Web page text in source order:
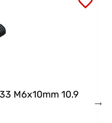
M6x10mm 10.9